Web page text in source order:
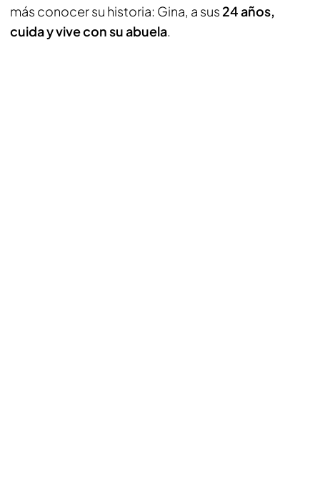
más conocer su historia: Gina, a sus 24 años,
cuida y vive con su abuela.